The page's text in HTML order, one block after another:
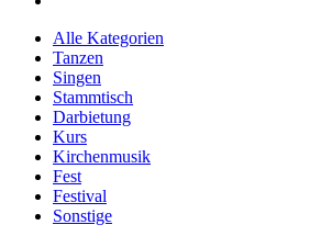
Alle Kategorien
Tanzen
Singen
Stammtisch
Darbietung
Kurs
Kirchenmusik
Fest
Festival
Sonstige